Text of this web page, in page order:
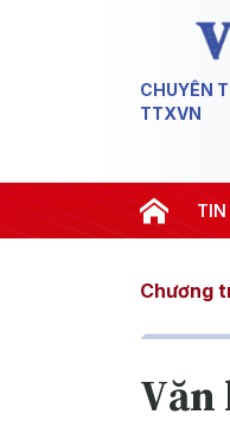
CHUYÊN
TTXVN
TIN
#Chiến dịch 500 ngày đêm
Chương
Văn